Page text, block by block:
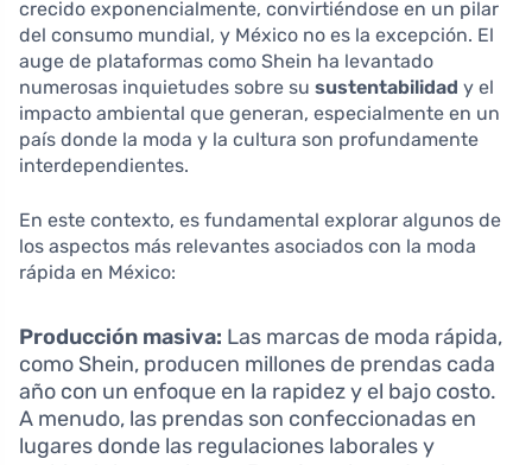
crecido exponencialmente, convirtiéndose en un pilar
del consumo mundial, y México no es la excepción. El
auge de plataformas como Shein ha levantado
numerosas inquietudes sobre su sustentabilidad y el
impacto ambiental que generan, especialmente en un
país donde la moda y la cultura son profundamente
interdependientes.
En este contexto, es fundamental explorar algunos de
los aspectos más relevantes asociados con la moda
rápida en México:
Producción masiva: Las marcas de moda rápida,
como Shein, producen millones de prendas cada
año con un enfoque en la rapidez y el bajo costo.
A menudo, las prendas son confeccionadas en
lugares donde las regulaciones laborales y